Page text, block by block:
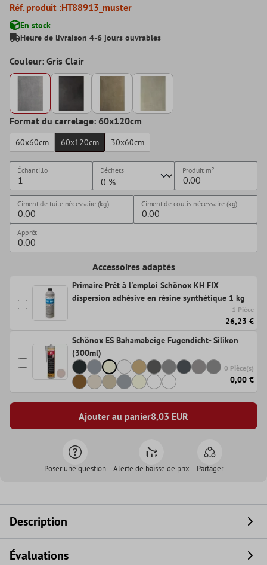
Réf. produit :HT88913_muster
En stock
Heure de livraison 4-6 jours ouvrables
Couleur: Gris Clair
Format du carrelage: 60x120cm
60x60cm 60x120cm 30x60cm
Échantillo Déchets Produit m²
Ciment de tuile nécessaire (kg) Ciment de coulis nécessaire (kg)
Apprêt
Accessoires adaptés
Primaire Prêt à l'emploi Schönox KH FIX
dispersion adhésive en résine synthétique 1 kg
1 Pièce
26,23 €
Schönox ES Bahamabeige Fugendicht- Silikon
(300ml)
0 Pièce(s)
0,00 €
Ajouter au panier8,03 EUR
Poser une question Alerte de baisse de prix Partager
Description
Évaluations